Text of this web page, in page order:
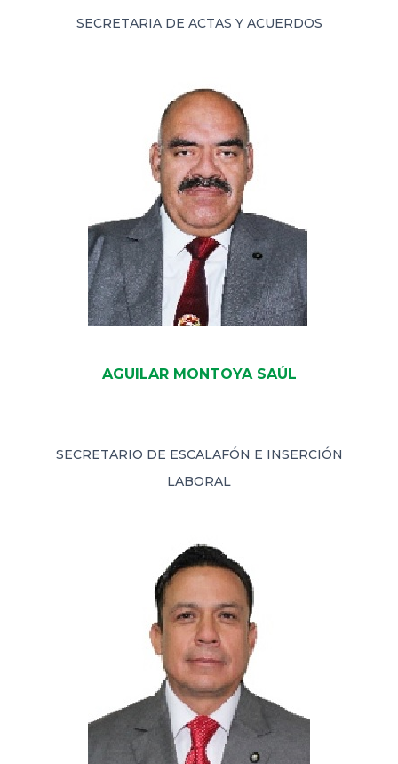
SECRETARIA DE ACTAS Y ACUERDOS
AGUILAR MONTOYA SAÚL
SECRETARIO DE ESCALAFÓN E INSERCIÓN
LABORAL